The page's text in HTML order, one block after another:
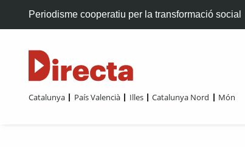
Periodisme cooperatiu per la transformació social
Catalunya País Valencià Illes Catalunya Nord Món